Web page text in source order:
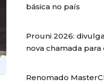
básica no país
Prouni 2026:
nova chamada para
Renomado